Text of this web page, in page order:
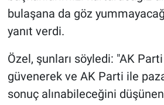
bulaşana da göz
yanıt verdi.
Özel, şunları söyledi: "AK Parti
güvenerek ve AK Parti ile
sonuç alınabileceğini